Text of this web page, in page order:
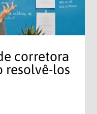
corretora
resolvê-los